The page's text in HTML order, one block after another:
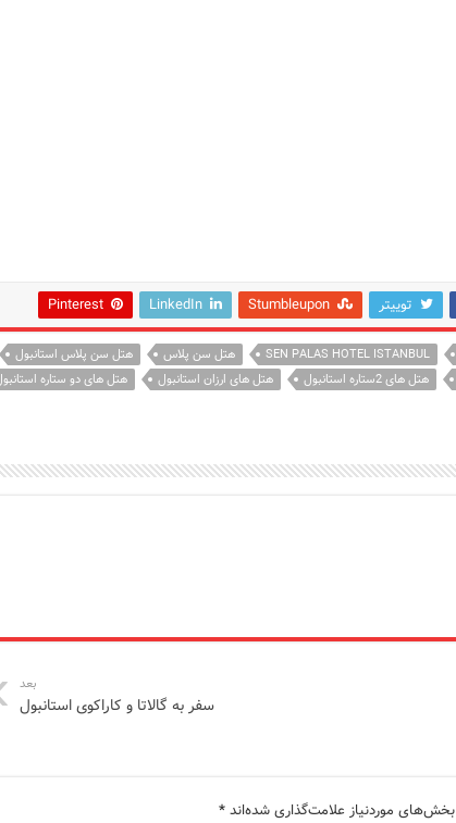
توییتر Stumbleupon
LinkedIn
Pinterest
SEN PALAS HOTEL ISTANBUL هتل سن پلاس
هتل سن پلاس استانبول
هتل های 2ستاره استانبول هتل های ارزان استانبول
هتل های دو ستاره
بعد
سفر به گالاتا و کاراکوی استانبول
بخش‌های موردنیاز علامت‌گذاری شده‌اند*